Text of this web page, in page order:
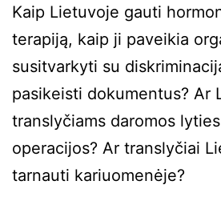
Kaip Lietuvoje gauti
terapiją, kaip ji paveikia
susitvarkyti su
pasikeisti dokumentus? Ar
translyčiams daromos
operacijos? Ar translyčiai
tarnauti kariuomenėje?